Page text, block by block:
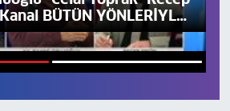
BÜTÜN YÖNLERİYLE